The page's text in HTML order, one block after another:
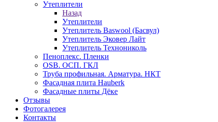
Утеплители
Назад
Утеплители
Утеплитель Baswool (Басвул)
Утеплитель Эковер Лайт
Утеплитель Технониколь
Пеноплекс. Пленки
OSB. ОСП. ГКЛ
Труба профильная. Арматура. НКТ
Фасадная плита Hauberk
Фасадные плиты Дёке
Отзывы
Фотогалерея
Контакты